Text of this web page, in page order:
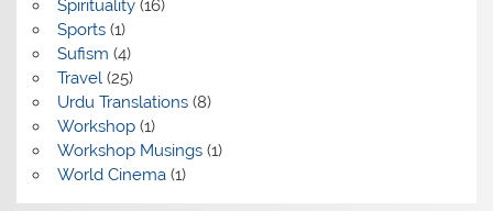
Spirituality(16)
Sports(1)
Sufism (4)
Travel (25)
Urdu Translations(8)
Workshop(1)
Workshop Musings(1)
World Cinema(1)